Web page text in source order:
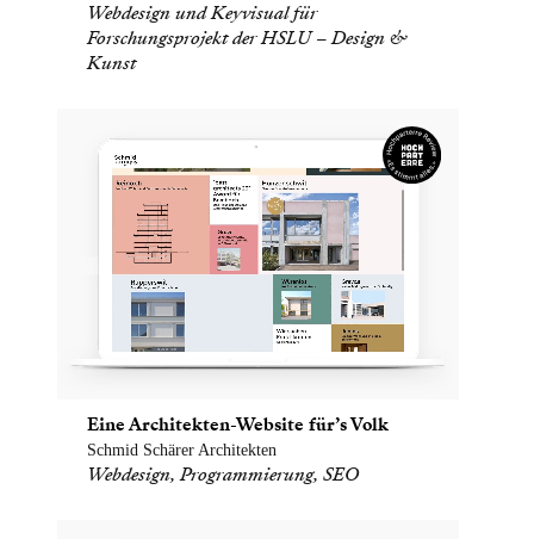
Webdesign und Keyvisual für
Forschungsprojekt der HSLU – Design &
Kunst
Eine Architekten-Website für’s Volk
Schmid Schärer Architekten
Webdesign, Programmierung, SEO